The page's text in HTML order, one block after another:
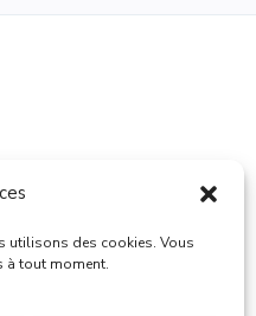
utilisons des cookies. Vous
à tout moment.